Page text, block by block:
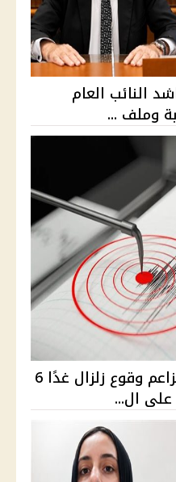
الـ4% تناشد النائب العام
وملف ...
البحوث الفلكية تحسم مزاعم وقوع زلزال غدًا 6
ال...